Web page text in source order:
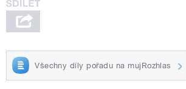
Všechny díly pořadu na mujRozhlas